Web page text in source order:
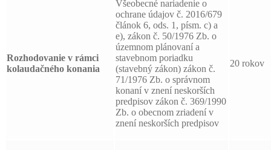
Rozhodovanie v rámci
kolaudačného konania
Všeobecné nariadenie o
ochrane údajov č. 2016/679
článok 6, ods. 1, písm. c) a
e), zákon č. 50/1976 Zb. o
územnom plánovaní a
stavebnom poriadku
(stavebný zákon) zákon č.
71/1976 Zb. o správnom
konaní v znení neskorších
predpisov zákon č. 369/1990
Zb. o obecnom zriadení v
znení neskorších predpisov
20 rokov